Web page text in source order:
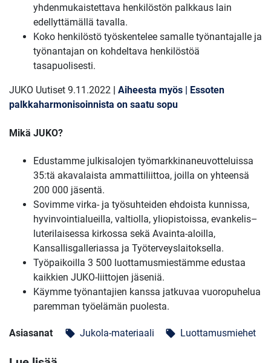
yhdenmukaistettava henkilöstön palkkaus lain
edellyttämällä tavalla.
Koko henkilöstö työskentelee samalle työnantajalle ja
työnantajan on kohdeltava henkilöstöä
tasapuolisesti.
JUKO Uutiset 9.11.2022
Aiheesta myös | Essoten
palkkaharmonisoinnista on saatu sopu
Mikä JUKO?
Edustamme julkisalojen työmarkkinaneuvotteluissa
35:tä akavalaista ammattiliittoa, joilla on yhteensä
200 000 jäsentä.
Sovimme virka- ja työsuhteiden ehdoista kunnissa,
hyvinvointialueilla, valtiolla, yliopistoissa, evankelis–
luterilaisessa kirkossa sekä Avainta-aloilla,
Kansallisgalleriassa ja Työterveyslaitoksella.
Työpaikoilla 3 500 luottamusmiestämme edustaa
kaikkien JUKO-liittojen jäseniä.
Käymme työnantajien kanssa jatkuvaa vuoropuhelua
paremman työelämän puolesta.
Asiasanat local_offer Jukola-materiaali local_offer Luottamusmiehet